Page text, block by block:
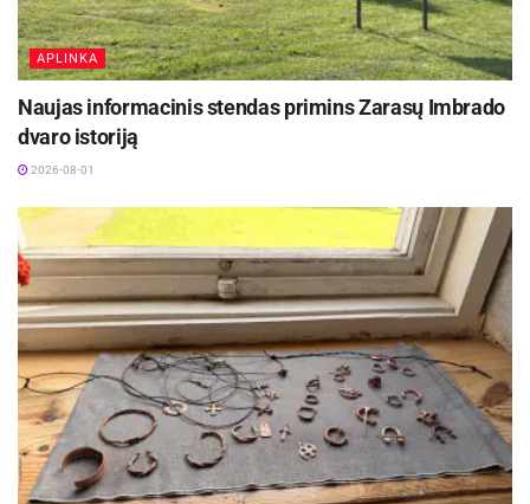
ikimokyklinis ugdymas).
1976–1988 m. įstaigai vadovavo vedėja Irena
Mikelienė, 1988 –2012 m. – Joana
Laperdinienė, nuo 2013 m. iki dabar – direktorė
J. Čepelionienė.
Lopšelis-darželis „Vaikystė“ – tai aktyvi
ikimokyklinio ugdymo įstaiga Ukmergėje, kurioje
vaikams sudaromos saugios, kūrybiškos ir
žaismingos ugdymo aplinkos sąlygos.
Pagrindinis dėmesys skiriamas vaikų
visapusiškamvystymuisi: socialiniam,
emociniam, pažintiniam ir kūrybiniam.
Šaltinis: Ukmergės rajono savivaldybė
APLINKA
Naujas informacinis stendas primins Zarasų Imbrado
dvaro istoriją
2026-08-01